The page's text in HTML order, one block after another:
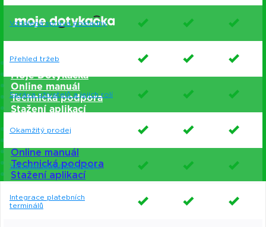
Vzdálená správa
Moje Dotykačka
Online manuál
Technická podpora
Stažení aplikací
Vzdálená správa
Online manuál
Technická podpora
Stažení aplikací
Vzdálená správa pokladny
Přehled tržeb
Správa uživatelů a jejich rolí
Okamžitý prodej
Virtuální asistentka Doty
Integrace platebních
terminálů